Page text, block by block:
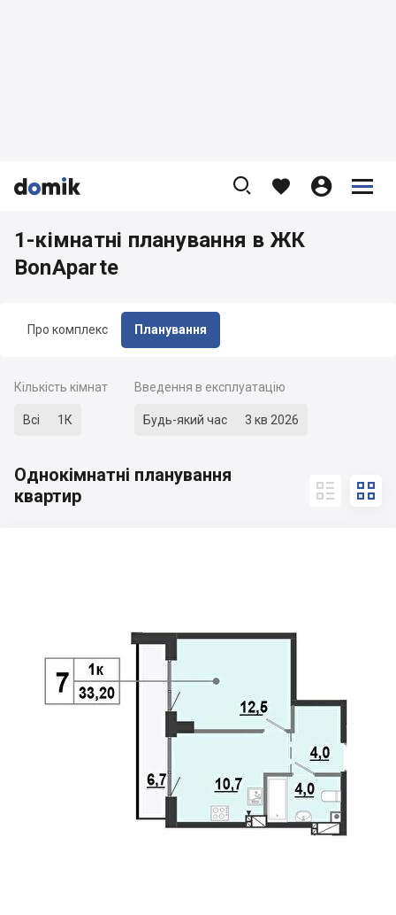


    


Про комплекс Планування
1-кімнатні планування в ЖК
BonAparte
Кількість кімнат
Всі 1К
Введення в експлуатацію
Будь-який час 3 кв 2026
Однокімнатні планування
квартир
 